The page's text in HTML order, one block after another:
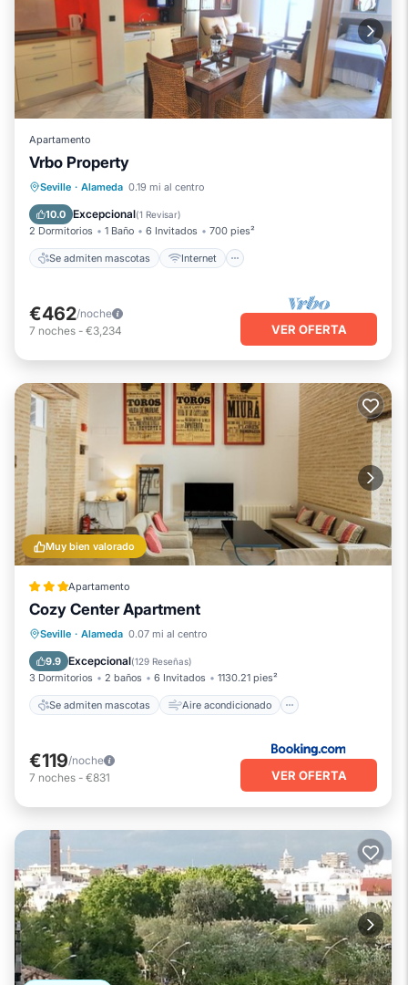
Apartamento
Vrbo Property
Seville · Alameda 0.19 mi al centro
10.0 Excepcional(1 Revisar)
2 Dormitorios 1 Baño 6 Invitados 700 pies²
Se admiten mascotas Internet
Se admiten mascotas
Apto para niños
€462/noche
7 noches - €3,234 VER OFERTA
Muy bien valorado
Apartamento
Cozy Center Apartment
Seville · Alameda 0.07 mi al centro
9.9 Excepcional(129 Reseñas)
3 Dormitorios 2 baños 6 Invitados 1130.21 pies²
Se admiten mascotas Aire acondicionado
Se admiten mascotas
Aire acondicionado
Apto para niños
€119/noche
7 noches - €831 VER OFERTA